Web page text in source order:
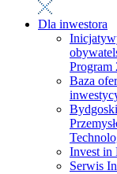
Dla inwestora
Program
Baza
Invest in
Serwis